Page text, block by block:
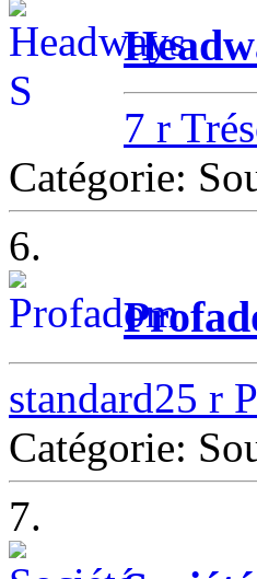
7 r
Catégorie:
6.
standard25 r
Catégorie:
7.